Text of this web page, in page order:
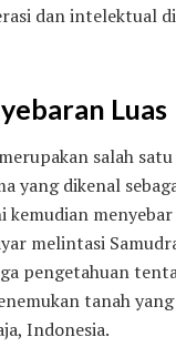
dan intelektual
Luas
salah
yang dikenal
melintasi
pengetahuan
tanah
Indonesia.